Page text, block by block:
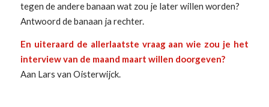
tegen de andere banaan wat zou je later willen worden?
Antwoord de banaan ja rechter.
En uiteraard de allerlaatste vraag aan wie zou je het
interview van de maand maart willen doorgeven?
Aan Lars van Oisterwijck.